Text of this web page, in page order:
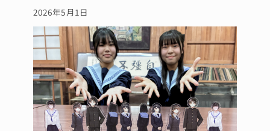
2026年5月1日